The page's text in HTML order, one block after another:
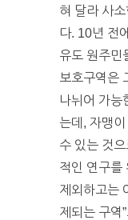
혀 달라 사
다. 10년 전
유도 원주민
보호구역은
나뉘어 가능
는데, 자맹
수 있는 것
적인 연구를
제외하고는
제되는 구역